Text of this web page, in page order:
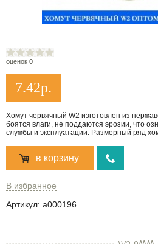
оценок 0
7.42р.
Хомут червячный W2 изготовлен из
боятся влаги, не поддаются эрозии, что
службы и эксплуатации. Размерный ряд
в корзину
В избранное
Артикул: a000196